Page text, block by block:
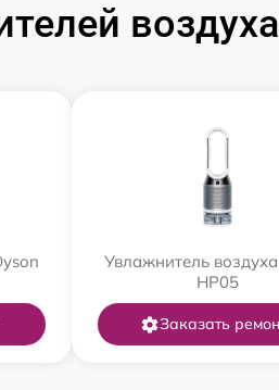
Увлажнитель
HP05
Заказать